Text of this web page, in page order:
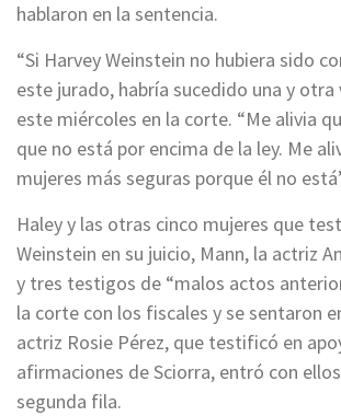
hablaron en la sentencia.
“Si Harvey Weinstein no hubiera sido
este jurado, habría sucedido una y otra
este miércoles en la corte. “Me alivia
que no está por encima de la ley. Me
mujeres más seguras porque él no
Haley y las otras cinco mujeres que
Weinstein en su juicio, Mann, la actriz
y tres testigos de “malos actos
la corte con los fiscales y se sentaron
actriz Rosie Pérez, que testificó en
afirmaciones de Sciorra, entró con
segunda fila.